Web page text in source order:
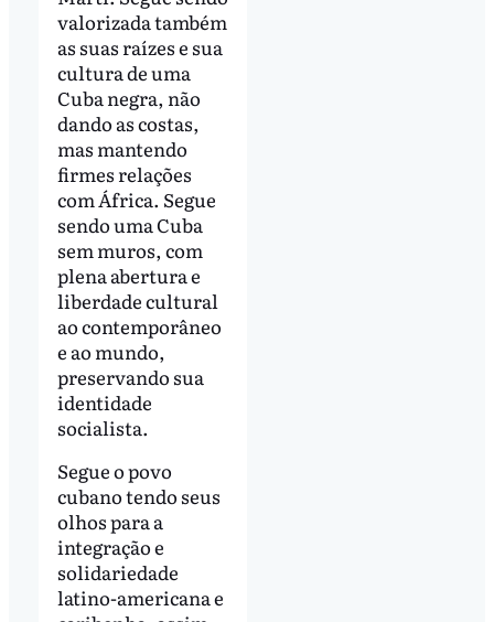
valorizada também
as suas raízes e sua
cultura de uma
Cuba negra, não
dando as costas,
mas mantendo
firmes relações
com África. Segue
sendo uma Cuba
sem muros, com
plena abertura e
liberdade cultural
ao contemporâneo
e ao mundo,
preservando sua
identidade
socialista.
Segue o povo
cubano tendo seus
olhos para a
integração e
solidariedade
latino-americana e